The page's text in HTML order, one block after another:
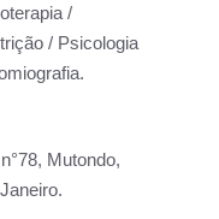
/
/ Psicologia
Mutondo,